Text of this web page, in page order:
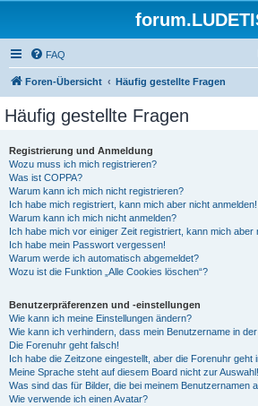
FAQ
Foren-Übersicht Häufig gestellte Fragen
Häufig gestellte Fragen
Registrierung und Anmeldung
Wozu muss ich mich registrieren?
Was ist COPPA?
Warum kann ich mich nicht registrieren?
Ich habe mich registriert, kann mich aber nicht anmelden!
Warum kann ich mich nicht anmelden?
Ich habe mich vor einiger Zeit registriert, kann mich aber
Ich habe mein Passwort vergessen!
Warum werde ich automatisch abgemeldet?
Wozu ist die Funktion „Alle Cookies löschen“?
Benutzerpräferenzen und -einstellungen
Wie kann ich meine Einstellungen ändern?
Wie kann ich verhindern, dass mein Benutzername in
Die Forenuhr geht falsch!
Ich habe die Zeitzone eingestellt, aber die Forenuhr geht
Meine Sprache steht auf diesem Board nicht zur Auswahl!
Was sind das für Bilder, die bei meinem Benutzernamen
Wie verwende ich einen Avatar?